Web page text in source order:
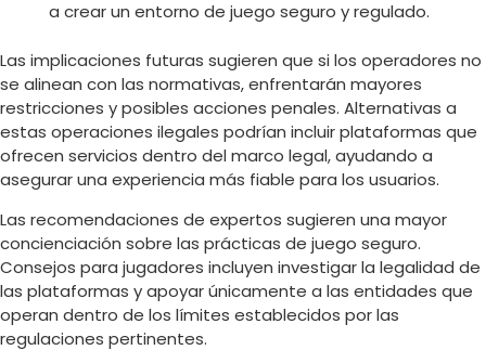
a crear un entorno de juego seguro y regulado.
Las implicaciones futuras sugieren que si los operadores no
se alinean con las normativas, enfrentarán mayores
restricciones y posibles acciones penales. Alternativas a
estas operaciones ilegales podrían incluir plataformas que
ofrecen servicios dentro del marco legal, ayudando a
asegurar una experiencia más fiable para los usuarios.
Las recomendaciones de expertos sugieren una mayor
concienciación sobre las prácticas de juego seguro.
Consejos para jugadores incluyen investigar la legalidad de
las plataformas y apoyar únicamente a las entidades que
operan dentro de los límites establecidos por las
regulaciones pertinentes.